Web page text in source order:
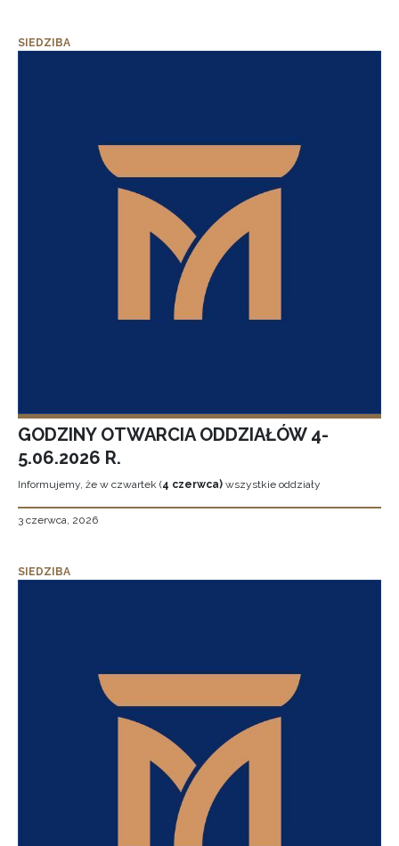
SIEDZIBA
GODZINY OTWARCIA ODDZIAŁÓW 4-
5.06.2026 R.
Informujemy, że w czwartek (4 czerwca) wszystkie oddziały
3 czerwca, 2026
SIEDZIBA